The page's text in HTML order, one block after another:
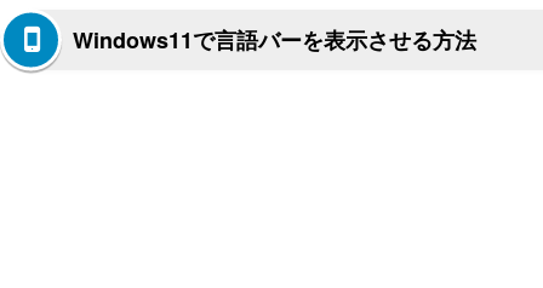
Windows11で言語バーを表示させる方法